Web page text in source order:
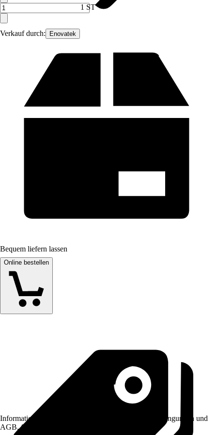
Verkauf durch: Enovatek
1 ST
Bequem liefern lassen
Online bestellen
Informationen des Verkäufers, wie z. B. Rückgabebedingungen und
AGB, finden Sie bei Klick auf den Verkäufernamen.